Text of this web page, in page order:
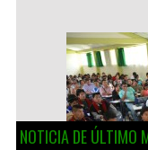
NOTICIA DE ÚLTIMO